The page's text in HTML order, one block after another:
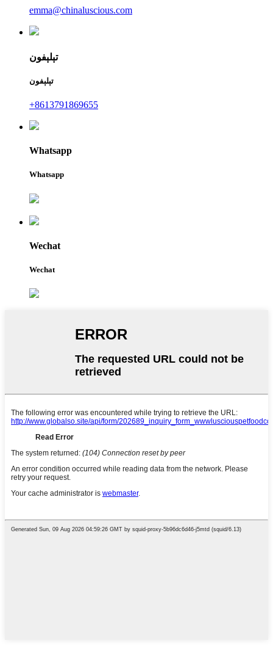
emma@chinaluscious.com
تېلېفون
تېلېفون
+8613791869655
Whatsapp
Whatsapp
Wechat
Wechat